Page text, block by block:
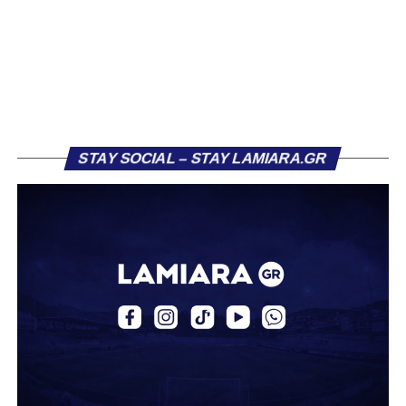
Α.Ε. Προποντίς Χαλκίδας
1η φάση της διοργάνωσης συμμετέχουν
από τη Γ’ Εθνική και οι Κυπελλούχοι ή
φιναλίστ των ΕΠΣ που δήλωσαν συμμετοχή. Οι ομάδες
έχουν χωριστεί σε 14 γεωγραφικά γκρουπ , ενώ μετά την
ολοκλήρωση της πρώτης φάσης θα προκύψουν
68
που θα συνεχίσουν στη διοργάνωση.
STAY SOCIAL – STAY LAMIARA.GR